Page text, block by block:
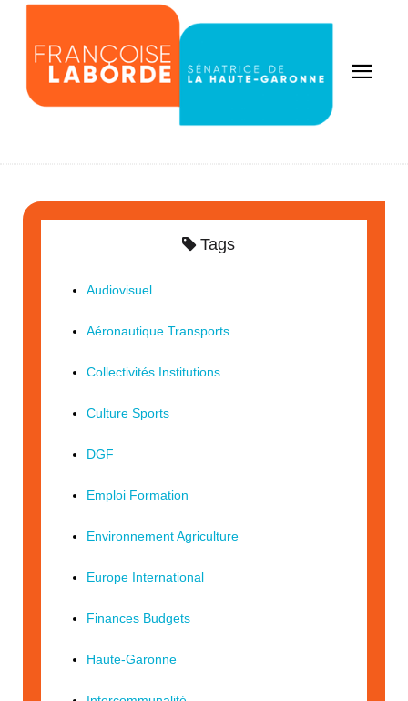
Tags
Audiovisuel
Aéronautique Transports
Collectivités Institutions
Culture Sports
DGF
Emploi Formation
Environnement Agriculture
Europe International
Finances Budgets
Haute-Garonne